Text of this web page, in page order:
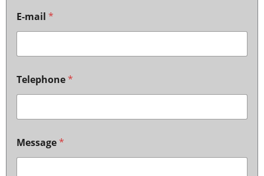
E-mail *
Telephone*
Message*